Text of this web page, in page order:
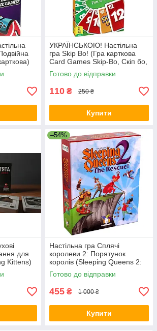
УКРАЇНСЬКОЮ! Настільна
гра Skip Bo! (Гра карткова
Card Games Skip-Bo, Скіп бо,
Скип бо)
Готово до відправки
110 ₴ 250 ₴
Купити
для
Kittens)
–54%
Настільна гра Сплячі
королеви 2: Порятунок
королів (Sleeping Queens 2:
The Rescue) + правила РУС /
УКР
Готово до відправки
455 ₴ 1 000 ₴
Купити